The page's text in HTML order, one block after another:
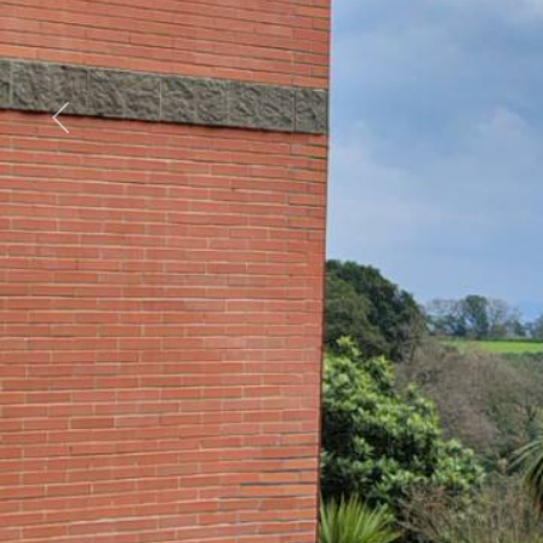
GLOBAL
FRANCHISING
BLOG
Ricerca
Provincia
Comune
Tipologia
-
multiscelta
Qualsiasi
Residenziali